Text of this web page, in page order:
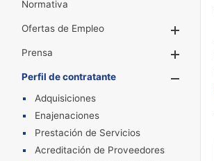
Normativa
Ofertas de Empleo
Prensa
Perfil de contratante
Adquisiciones
Enajenaciones
Prestación de Servicios
Acreditación de Proveedores